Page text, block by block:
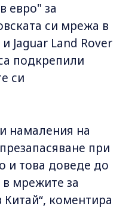
евро" за
си мрежа в
Jaguar Land Rover
подкрепили
си
намаления на
при
и това доведе до
мрежите за
коментира